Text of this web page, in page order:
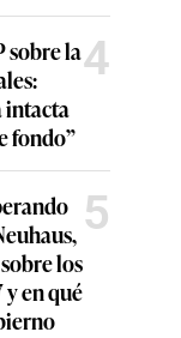
sobre la
intacta
fondo”
4
los
en qué
5